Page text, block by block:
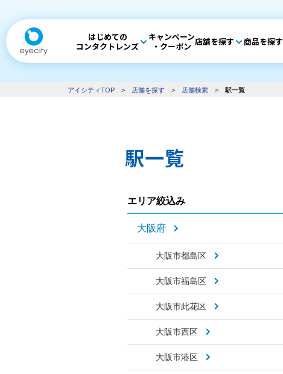
はじめての
コンタクトレンズ
キャンペーン
・クーポン 店舗を探す 商品を探す
アイシティTOP > 店舗を探す > 店舗検索 > 駅一覧
駅一覧
エリア絞込み
大阪府
大阪市都島区
大阪市福島区
大阪市此花区
大阪市西区
大阪市港区